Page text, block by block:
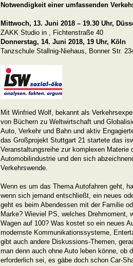
Notwendigkeit einer umfassenden
Mittwoch, 13. Juni 2018 – 19.30 Uhr,
ZAKK Studio in , Fichtenstraße 40
Donnerstag, 14. Juni 2018, 19 Uhr, Köln
Tanzschule Stallnig-Niehaus, Bonner Str.
Mit Winfried Wolf, bekannt als
von Büchern zu Weltwirtschaft und
Auto, Verkehr und Bahn und aktiv
das Großprojekt Stuttgart 21 startete das
Veranstaltungsreihe zur komplexen Materie
Automobilindustrie und den sich
Verkehrswende.
Wenn es um das Thema Autofahren geht,
wenn sich jemand entschließt, ein neues
geht es beim Abendessen mit der Familie
Marke? Wieviel PS, welches Drehmoment,
Wagen auf 100? Was kostet so ein neues
modernste Kommunikationssysteme,
gibt auch andere Diskussions-Themen,
man denn auch ohne Auto leben könne, ob
erforderlich sei, es gäbe doch schon Car-